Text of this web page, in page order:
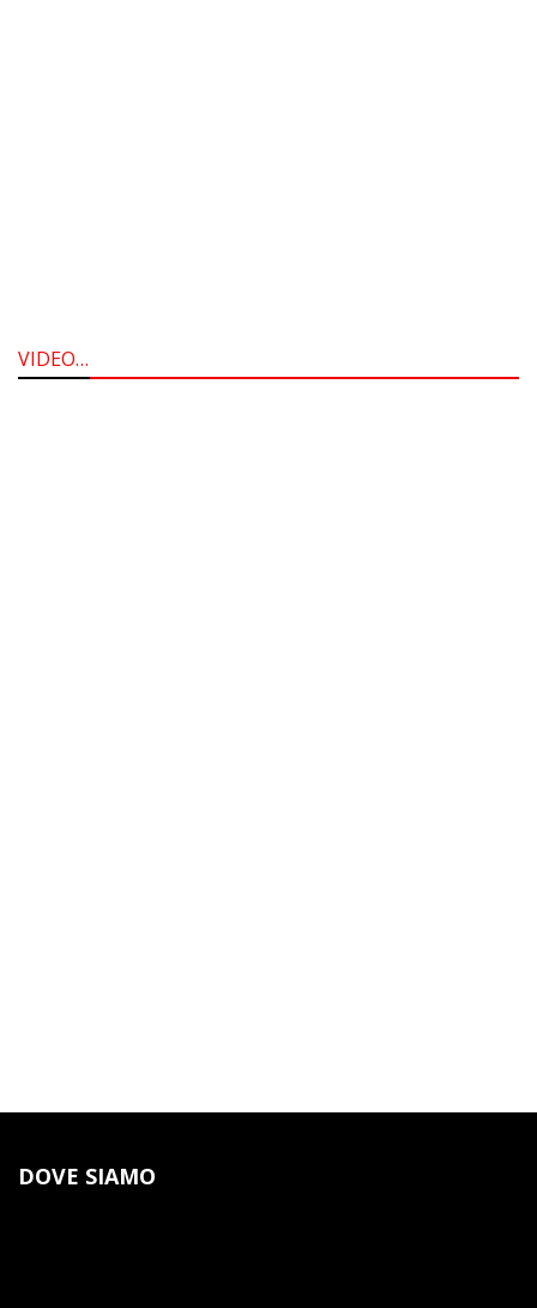
VIDEO…
DOVE SIAMO